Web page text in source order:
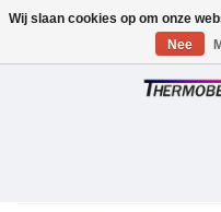
Toggle
Wij slaan cookies op om onze
Nee